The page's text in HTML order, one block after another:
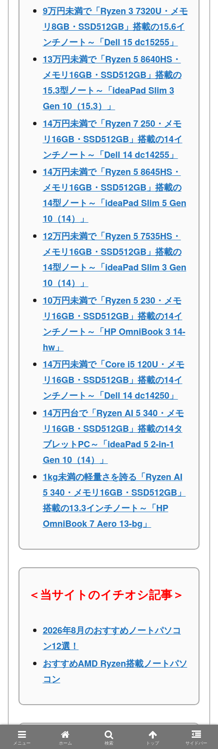
9万円未満で「Ryzen 3 7320U・メモ
リ8GB・SSD512GB」搭載の15.6イ
ンチノート～「Dell 15 dc15255」
13万円未満で「Ryzen 5 8640HS・
メモリ16GB・SSD512GB」搭載の
15.3型ノート～「ideaPad Slim 3
Gen 10（15.3）」
14万円未満で「Ryzen 7 250・メモ
リ16GB・SSD512GB」搭載の14イ
ンチノート～「Dell 14 dc14255」
14万円未満で「Ryzen 5 8645HS・
メモリ16GB・SSD512GB」搭載の
14型ノート～「ideaPad Slim 5 Gen
10（14）」
12万円未満で「Ryzen 5 7535HS・
メモリ16GB・SSD512GB」搭載の
14型ノート～「ideaPad Slim 3 Gen
10（14）」
10万円未満で「Ryzen 5 230・メモ
リ16GB・SSD512GB」搭載の14イ
ンチノート～「HP OmniBook 3 14-
hw」
14万円未満で「Core i5 120U・メモ
リ16GB・SSD512GB」搭載の14イ
ンチノート～「Dell 14 dc14250」
14万円台で「Ryzen AI 5 340・メモ
リ16GB・SSD512GB」搭載の14タ
ブレットPC～「ideaPad 5 2-in-1
Gen 10（14）」
1kg未満の軽量さを誇る「Ryzen AI
5 340・メモリ16GB・SSD512GB」
搭載の13.3インチノート～「HP
OmniBook 7 Aero 13-bg」
＜当サイトのイチオシ記事＞
2026年8月のおすすめノートパソコ
ン12選！
おすすめAMD Ryzen搭載ノートパソ
コン
メニュー ホーム 検索 トップ サイドバー